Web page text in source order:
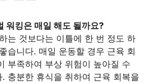
워킹은 매일 해도 될까요?
는 것보다는 이틀에 한 번 정도 하
습니다. 매일 운동할 경우 근육 회
부족하여 부상 위험이 높아질 수
. 충분한 휴식을 취하여 근육 회복을